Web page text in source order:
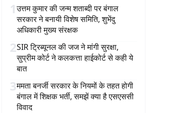
1उत्तम कुमार की जन्म शताब्दी पर बंगाल
सरकार ने बनायी विशेष समिति, शुभेंदु
अधिकारी मुख्य संरक्षक
2SIR ट्रिब्यूनल की जज ने मांगी सुरक्षा,
सुप्रीम कोर्ट ने कलकत्ता हाईकोर्ट से कही ये
बात
3ममता बनर्जी सरकार के नियमों के तहत होगी
बंगाल में शिक्षक भर्ती, समझें क्या है एसएससी
विवाद